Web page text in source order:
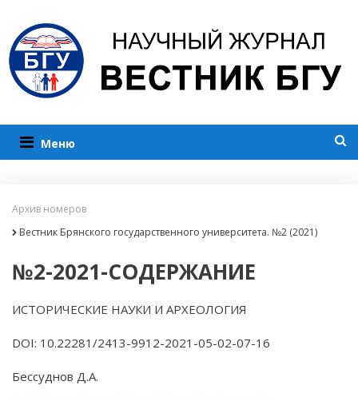
Меню
Архив номеров
Вестник Брянского государственного университета. №2 (2021)
№2-2021-СОДЕРЖАНИЕ
ИСТОРИЧЕСКИЕ НАУКИ И АРХЕОЛОГИЯ
DOI: 10.22281/2413-9912-2021-05-02-07-16
Бессуднов Д.А.